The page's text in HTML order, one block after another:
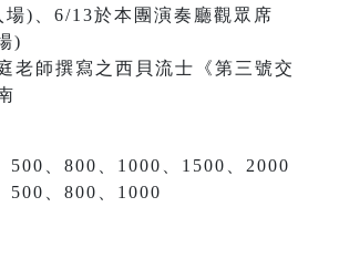
場)、6/13於本團演奏廳觀眾席
)
老師撰寫之 西貝流士 《第三號交
500、800、1000、1500、2000
500、800、1000